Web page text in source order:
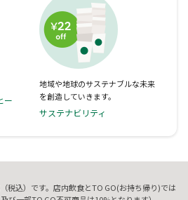
ー
地域や地球のサステナブルな未来
を創造していきます。
サステナビリティ
税込）です。店内飲食とTO GO(お持ち帰り)では